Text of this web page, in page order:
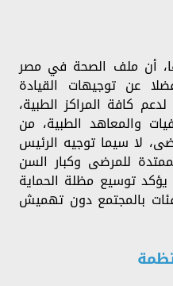
أن ملف الصحة في مصر
عن توجيهات القيادة
كافة المراكز الطبية،
والمعاهد الطبية، من
لا سيما توجيه الرئيس
للمرضى وكبار السن
يؤكد توسيع مظلة الحماية
بالمجتمع دون تهميش